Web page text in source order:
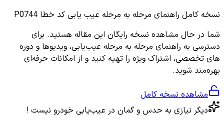
نسخه کامل راهنمای مرحله به مرحله عیب یابی کد خطا P0744
شما در حال مشاهده نسخه رایگان این مقاله هستید. برای
دسترسی به راهنمای مرحله به مرحله عیب‌یابی، ویدیوها و دوره
های تخصصی، اشتراک ویژه را تهیه کنید و از امکانات حرفه‌ای
بهره‌مند شوید.
مشاهده نسخه کامل
دیگر نیازی به حدس و گمان در عیب‌یابی خودرو نیست !